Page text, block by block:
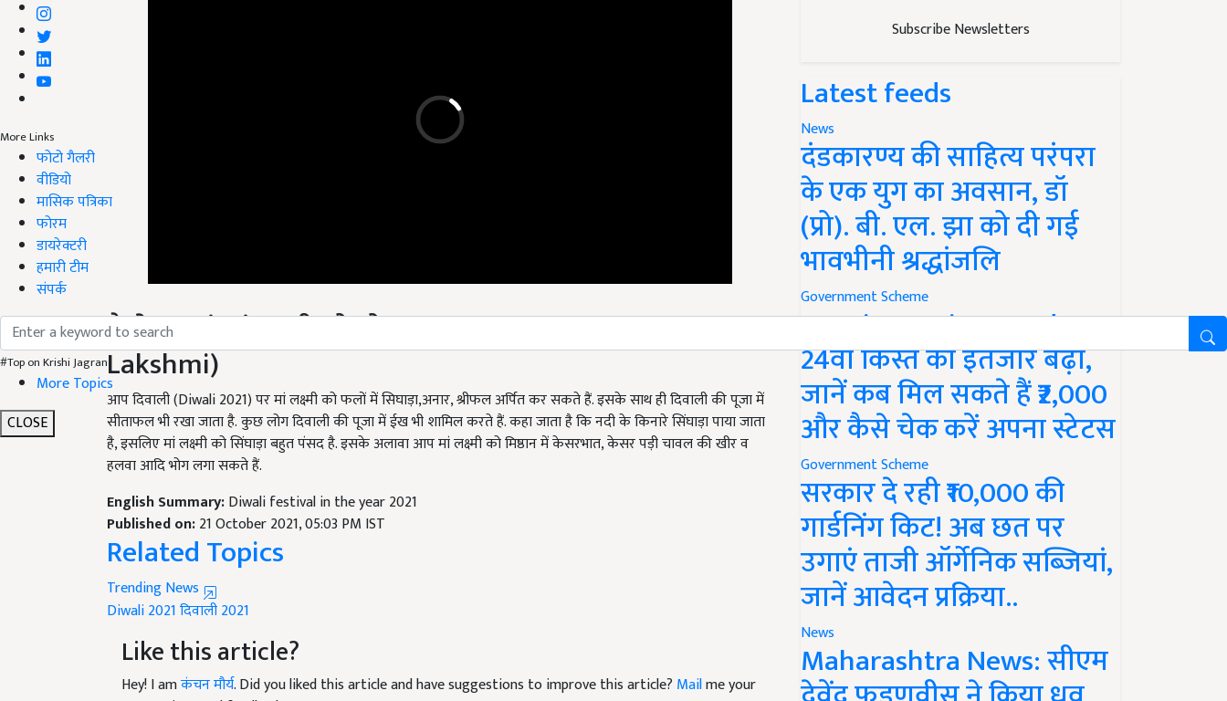
More Links
फोटो गैलरी
वीडियो
मासिक पत्रिका
फोरम
डायरेक्टरी
हमारी टीम
संपर्क
#Top on Krishi Jagran
More Topics
CLOSE
कैसे लगाएं मां लक्ष्मी को भोग (How to offer Bhog to Maa
Lakshmi)
आप दिवाली (Diwali 2021) पर मां लक्ष्मी को फलों में सिघाड़ा,अनार, श्रीफल अर्पित कर सकते हैं. इसके साथ ही दिवाली की पूजा में
सीताफल भी रखा जाता है. कुछ लोग दिवाली की पूजा में ईख भी शामिल करते हैं. कहा जाता है कि नदी के किनारे सिंघाड़ा पाया जाता
है, इसलिए मां लक्ष्मी को सिंघाड़ा बहुत पंसद है. इसके अलावा आप मां लक्ष्मी को मिष्ठान में केसरभात, केसर पड़ी चावल की खीर व
हलवा आदि भोग लगा सकते हैं.
English Summary:Diwali festival in the year 2021
Published on:21 October 2021, 05:03 PM IST
Related Topics
Trending News
Diwali 2021दिवाली 2021
Like this article?
Hey! I amकंचन मौर्य. Did you liked this article and have suggestions to improve this article? Mailme your
Subscribe Newsletters
Latest feeds
News
दंडकारण्य की साहित्य परंपरा
के एक युग का अवसान, डॉ
(प्रो). बी. एल. झा को दी गई
भावभीनी श्रद्धांजलि
Government Scheme
PM Kisan Yojana Update:
24वीं किस्त का इंतजार बढ़ा,
जानें कब मिल सकते हैं ₹2,000
और कैसे चेक करें अपना स्टेटस
Government Scheme
सरकार दे रही ₹10,000 की
गार्डनिंग किट! अब छत पर
उगाएं ताजी ऑर्गेनिक सब्जियां,
जानें आवेदन प्रक्रिया..
News
Maharashtra News: सीएम